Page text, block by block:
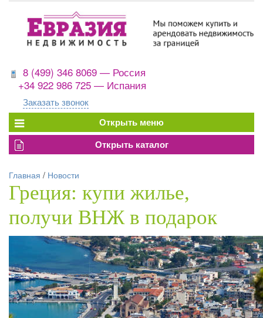
8 (499) 346 8069 — Россия
+34 922 986 725 — Испания
Заказать звонок
Главная / Новости
Греция: купи жилье,
получи ВНЖ в подарок